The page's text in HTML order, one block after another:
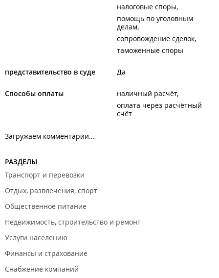
налоговые споры
помощь по уголовным
делам
сопровождение сделок
таможенные споры
представительство в суде Да
Способы оплаты
наличный расчёт
оплата через расчётный
счёт
Загружаем комментарии...
РАЗДЕЛЫ
Транспорт и перевозки
Отдых, развлечения, спорт
Общественное питание
Недвижимость, строительство и ремонт
Услуги населению
Финансы и страхование
Снабжение компаний